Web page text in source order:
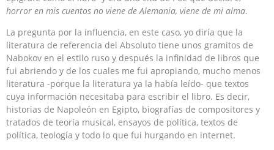
horror en mis cuentos no viene de Alemania, viene de mi alma.
La pregunta por la influencia, en este caso, yo diría que la
literatura de referencia del Absoluto tiene unos gramitos de
Nabokov en el estilo ruso y después la infinidad de libros que
fui abriendo y de los cuales me fui apropiando, mucho menos
literatura -porque la literatura ya la había leído- que textos
cuya información necesitaba para escribir el libro. Es decir,
historias de Napoleón en Egipto, biografías de compositores y
tratados de teoría musical, ensayos de política, textos de
política, teología y todo lo que fui hurgando en internet.